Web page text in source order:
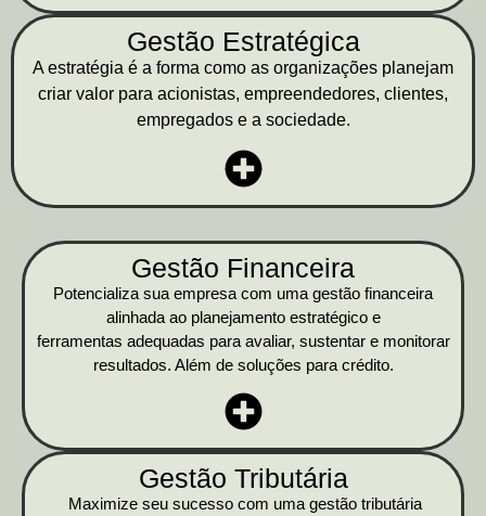
Gestão Estratégica
A estratégia é a forma como as organizações planejam
criar valor para acionistas, empreendedores, clientes,
empregados e a sociedade.
Gestão Financeira
Potencializa sua empresa com uma gestão financeira
alinhada ao planejamento estratégico e
ferramentas adequadas para avaliar, sustentar e monitorar
resultados. Além de soluções para crédito.
Gestão Tributária
Maximize seu sucesso com uma gestão tributária